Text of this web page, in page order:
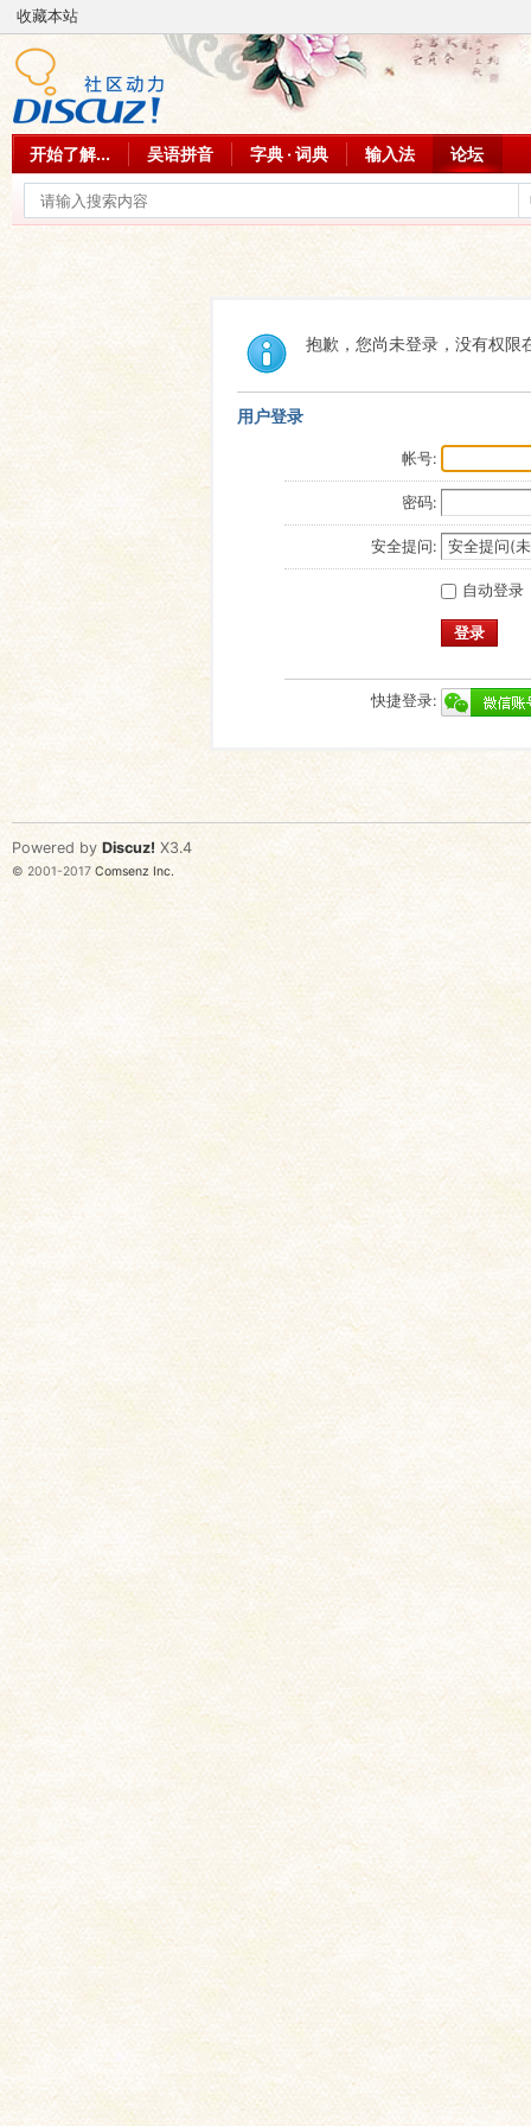
收藏本站
开始了解... 吴语拼音 字典 · 词典 输入法 论坛
抱歉，您尚未登录，没有权限
用户登录
帐号:
密码:
安全提问:
自动登录
登录
快捷登录:
Powered by Discuz! X3.4
© 2001-2017 Comsenz Inc.